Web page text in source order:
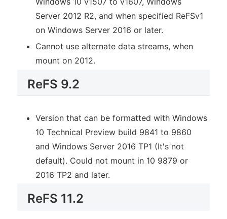
Server 2012 R2, and when specified ReFSv1
on Windows Server 2016 or later.
Cannot use alternate data streams, when
mount on 2012.
ReFS 9.2
Version that can be formatted with Windows
10 Technical Preview build 9841 to 9860
and Windows Server 2016 TP1 (It's not
default). Could not mount in 10 9879 or
2016 TP2 and later.
ReFS 11.2